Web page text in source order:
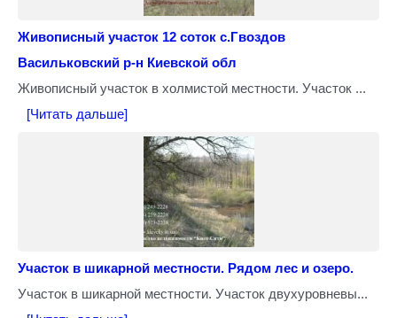
Живописный участок 12 соток с.Гвоздов
Васильковский р-н Киевской обл
Живописный участок в холмистой местности. Участок ...
[Читать дальше]
Участок в шикарной местности. Рядом лес и озеро.
Участок в шикарной местности. Участок двухуровневы...